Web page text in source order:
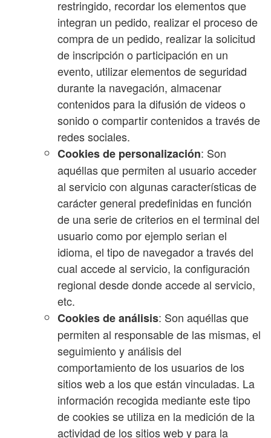
restringido, recordar los elementos que
integran un pedido, realizar el proceso de
compra de un pedido, realizar la solicitud
de inscripción o participación en un
evento, utilizar elementos de seguridad
durante la navegación, almacenar
contenidos para la difusión de videos o
sonido o compartir contenidos a través de
redes sociales.
Cookies de personalización: Son
aquéllas que permiten al usuario acceder
al servicio con algunas características de
carácter general predefinidas en función
de una serie de criterios en el terminal del
usuario como por ejemplo serian el
idioma, el tipo de navegador a través del
cual accede al servicio, la configuración
regional desde donde accede al servicio,
etc.
Cookies de análisis: Son aquéllas que
permiten al responsable de las mismas, el
seguimiento y análisis del
comportamiento de los usuarios de los
sitios web a los que están vinculadas. La
información recogida mediante este tipo
de cookies se utiliza en la medición de la
actividad de los sitios web y para la